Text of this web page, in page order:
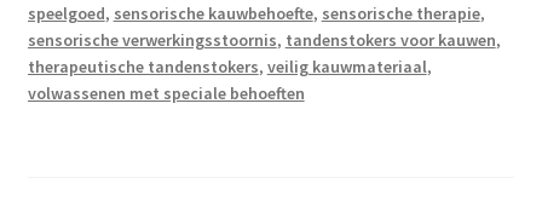
speelgoed, sensorische kauwbehoefte, sensorische therapie,
sensorische verwerkingsstoornis, tandenstokers voor kauwen,
therapeutische tandenstokers, veilig kauwmateriaal,
volwassenen met speciale behoeften